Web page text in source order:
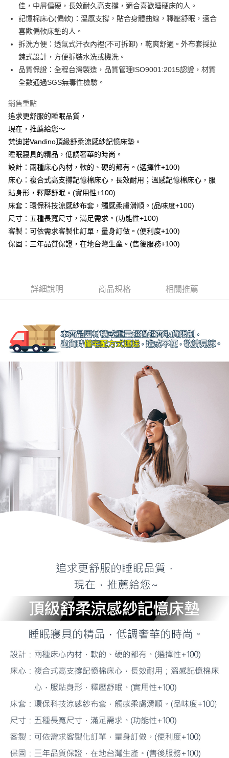
台灣樂天信用卡公司
AFTEE先享後付
相關說明
AFTEE先享後付是「在收到商品之後才付款」的支付方式。 讓您購物簡單
便利好安心！
１．簡單：不需註冊會員、不需綁卡、不需儲值。
２．便利：只要手機號碼，簡訊認證，即可結帳。
３．安心：先確認商品／服務後，再付款。
【「AFTEE先享後付」結帳流程】
１．於結帳方式選擇「AFTEE先享後付」後，將跳轉至「AFTEE先享後付」
結帳頁面，進行簡訊認證並確認金額後，即可完成結帳。
２．訂單成立數日內，您將收到繳費通知簡訊。
３．收到繳費通知簡訊後14天內，點擊此簡訊中的連結，可透過四大超商／
※ 請注意：結帳手續完成當下不需立刻繳費，但若您需要取消訂單，請聯絡
購買商品的店家。未經商家同意取消之訂單仍視為有效，需透過AFTEE先享
後付繳納相關費用。
※ 交易是否成功請以「AFTEE先享後付 」之結帳頁面顯示為準，若有關於
是否繳費成功／繳費後需取消欲退款等相關疑問，請聯繫「AFTEE先享後付
客戶支援中心」https://netprotections.freshdesk.com/support/home
【注意事項】
１．透過由恩沛科技股份有限公司提供之「AFTEE先享後付」服務完成之交
易，需依本服務之必要範圍內提供個人資料，並將交易相關給付款項請求債
「AFTEE先享後付」，若未經同意申辦者引起之損失，本公司不負相關責
請求用戶進行身份認證。
５．嚴禁一人註冊多個帳號或使用他人資訊註冊。若發現惡意使用之情形，
恩沛科技股份有限公司將有權停止該用戶之使用額度並採取法律行動。
ATM付款
運送方式
宅配
每筆NT$100，滿NT$499(含以上)免運費
佳，中層偏硬，長效耐久高支撐，適合喜歡睡硬床的人。
記憶棉床心(偏軟)：溫感支撐，貼合身體曲線，釋壓舒眠，適合
喜歡偏軟床墊的人。
拆洗方便：透氣式汗衣內裡(不可拆卸)，乾爽舒適。外布套採拉
鍊式設計，方便拆裝水洗或機洗。
品質保證：全程台灣製造，品質管理ISO9001:2015認證，材質
全數通過SGS無毒性檢驗。
銷售重點
追求更舒服的睡眠品質，
現在，推薦給您～
梵迪諾Vandino頂級舒柔涼感紗記憶床墊。
睡眠寢具的精品，低調奢華的時尚。
設計：兩種床心內材，軟的、硬的都有。(選擇性+100)
床心：複合式高支撐記憶棉床心，長效耐用；溫感記憶棉床心，服
貼身形，釋壓舒眠。(實用性+100)
床套：環保科技涼感紗布套，觸感柔膚滑順。(品味度+100)
尺寸：五種長寬尺寸，滿足需求。(功能性+100)
客製：可依需求客製化訂單，量身訂做。(便利度+100)
保固：三年品質保證，在地台灣生產。(售後服務+100)
詳細說明 商品規格 相關推薦